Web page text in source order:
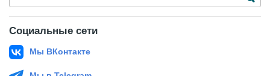
Социальные сети
Мы ВКонтакте